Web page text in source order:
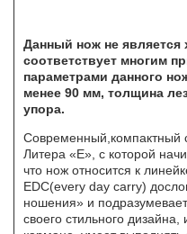
Данный нож не
соответствует многим
параметрами данного
менее 90 мм, толщина
упора.
Современный,компактный
Литера «E», с которой
что нож относится к
EDC(every day carry)
ношения» и
своего стильного